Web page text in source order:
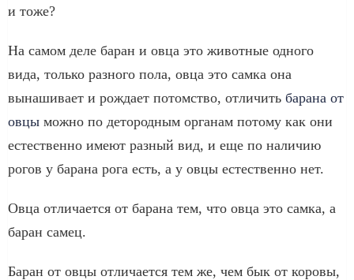
и тоже?
На самом деле баран и овца это животные одного
вида, только разного пола, овца это самка она
вынашивает и рождает потомство, отличить барана от
овцы можно по детородным органам потому как они
естественно имеют разный вид, и еще по наличию
рогов у барана рога есть, а у овцы естественно нет.
Овца отличается от барана тем, что овца это самка, а
баран самец.
Баран от овцы отличается тем же, чем бык от коровы,